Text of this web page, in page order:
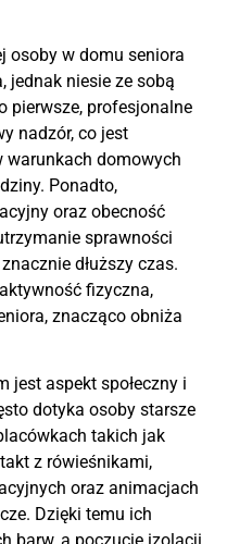
osoby w domu seniora
jednak niesie ze sobą
pierwsze, profesjonalne
nadzór, co jest
warunkach domowych
Ponadto,
oraz obecność
sprawności
dłuższy czas.
fizyczna,
znacząco obniża
jest aspekt społeczny i
dotyka osoby starsze
takich jak
z rówieśnikami,
oraz animacjach
Dzięki temu ich